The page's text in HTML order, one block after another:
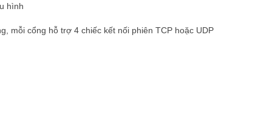
hình
mỗi cổng hỗ trợ 4 chiếc kết nối phiên TCP hoặc UDP